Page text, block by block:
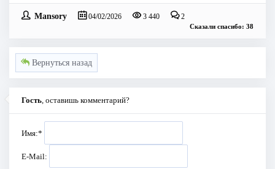
Mansory 04/02/2026 3 440 2
Сказали спасибо: 38
Вернуться назад
Гость, оставишь комментарий?
Имя:*
E-Mail: